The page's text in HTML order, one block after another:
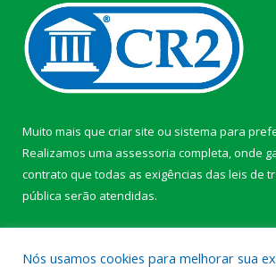
Muito mais que criar site ou sistema para
Realizamos uma assessoria completa, onde
contrato que todas as exigências das leis de
pública serão atendidas.
Nós usamos cookies para melhorar sua